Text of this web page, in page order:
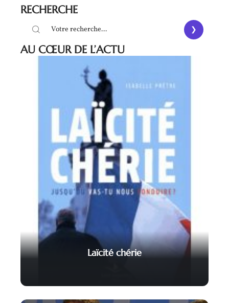
RECHERCHE
AU CŒUR DE L’ACTU
Laïcité chérie